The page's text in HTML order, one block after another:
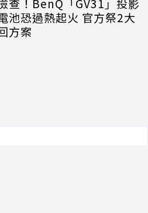
查！BenQ「GV31」投影
池恐過熱起火 官方祭2大
方案